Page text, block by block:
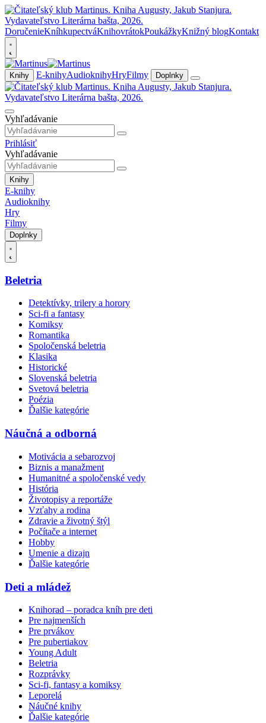
DoručenieKníhkupectváKnihovrátokPoukážkyKnižný blogKontakt
Knihy E-knihyAudioknihyHryFilmy Doplnky
Vyhľadávanie
Prihlásiť
Vyhľadávanie
Knihy
E-knihy
Audioknihy
Hry
Filmy
Doplnky
Beletria
Detektívky, trilery a horory
Sci-fi a fantasy
Komiksy
Romantika
Spoločenská beletria
Klasika
Historické
Slovenská beletria
Svetová beletria
Poézia
Ďalšie kategórie
Náučná a odborná
Motivácia a sebarozvoj
Biznis a manažment
Humanitné a spoločenské vedy
História
Životopisy a reportáže
Vzťahy a rodina
Zdravie a životný štýl
Počítače a internet
Hobby
Umenie a dizajn
Ďalšie kategórie
Deti a mládež
Knihorad – poradca kníh pre deti
Pre najmenších
Pre prvákov
Pre pubertiakov
Young Adult
Beletria
Rozprávky
Sci-fi, fantasy a komiksy
Leporelá
Náučné knihy
Ďalšie kategórie